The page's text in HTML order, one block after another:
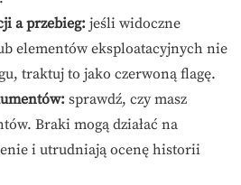
a przebieg: jeśli widoczne
elementów eksploatacyjnych nie
traktuj to jako czerwoną flagę.
sprawdź, czy masz
Braki mogą działać na
i utrudniają ocenę historii